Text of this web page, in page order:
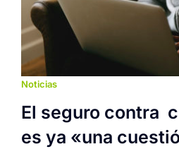
Noticias
El seguro contra
es ya «una